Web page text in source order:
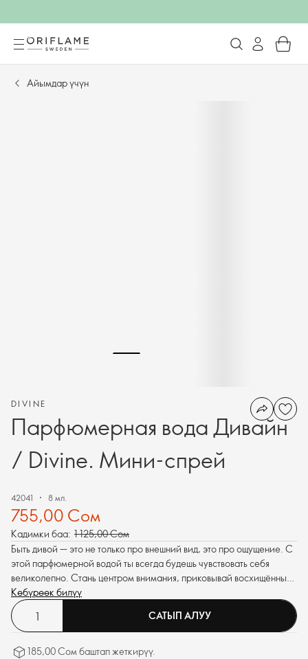
Айымдар үчүн
DIVINE
Парфюмерная вода Дивайн
/ Divine. Мини-спрей
42041 8 мл.
755,00 Сом
Кадимки баа: 1 125,00 Сом
Быть дивой — это не только про внешний вид, это про ощущение. С
этой парфюмерной водой ты всегда будешь чувствовать себя
великолепно. Стань центром внимания, приковывай восхищённые
взгляды. Основная нота — букет лилии и фрезии, который
распускается в самом сердце аромата, окутывая аурой
женственности. Гармония сладких, пудровых и пряных нот добавит
немного шика твоему образу.
Көбүрөөк билүү
САТЫП АЛУУ
185,00 Сом баштап жеткирүү.